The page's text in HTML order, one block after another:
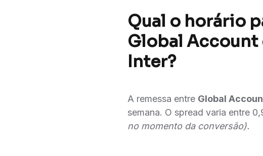
Qual o horário
Global Account
Inter?
A remessa entre Global
semana. O spread varia entre
no momento da conversão).